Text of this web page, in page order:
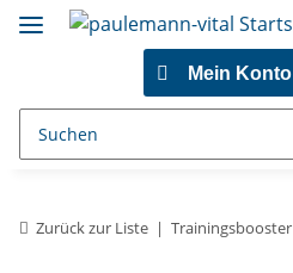
Mein Konto
Zurück zur Liste Trainingsbooster